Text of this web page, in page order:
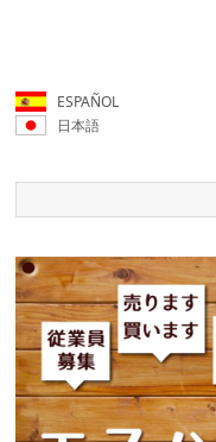
ESPAÑOL
日本語